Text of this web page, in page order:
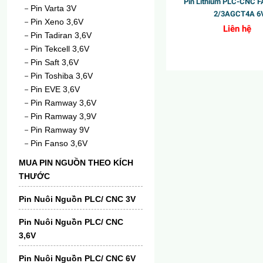
2/3AGCT4A
Liên hệ
Pin Varta 3V
Pin Xeno 3,6V
Pin Tadiran 3,6V
Pin Tekcell 3,6V
Pin Saft 3,6V
Pin Toshiba 3,6V
Pin EVE 3,6V
Pin Ramway 3,6V
Pin Ramway 3,9V
Pin Ramway 9V
Pin Fanso 3,6V
MUA PIN NGUỒN THEO KÍCH
THƯỚC
Pin Nuôi Nguồn PLC/ CNC 3V
Pin Nuôi Nguồn PLC/ CNC
3,6V
Pin Nuôi Nguồn PLC/ CNC 6V